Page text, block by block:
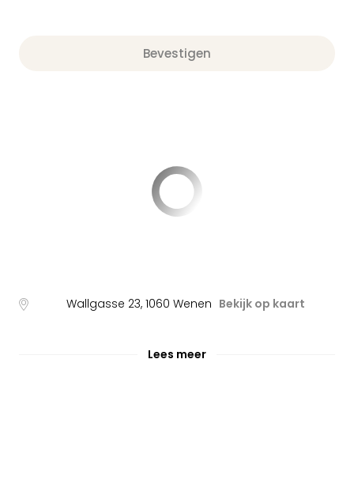
Bevestigen
Wallgasse 23, 1060 Wenen Bekijk op kaart
Lees meer